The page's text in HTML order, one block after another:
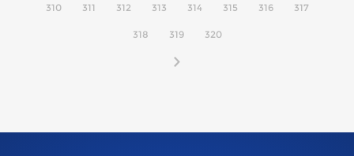
310 311 312 313 314 315 316 317
318 319 320